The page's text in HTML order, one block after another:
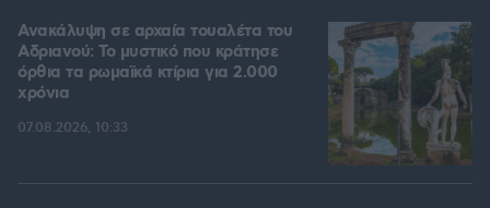
Ανακάλυψη σε αρχαία τουαλέτα του
Αδριανού: Το μυστικό που κράτησε
όρθια τα ρωμαϊκά κτίρια για 2.000
χρόνια
07.08.2026, 10:33